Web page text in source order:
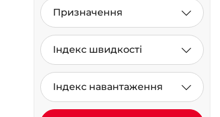
Призначення
Індекс швидкості
Індекс навантаження